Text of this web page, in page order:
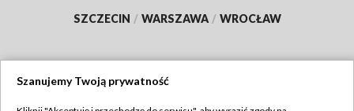
SZCZECIN / WARSZAWA / WROCŁAW
Szanujemy Twoją prywatność